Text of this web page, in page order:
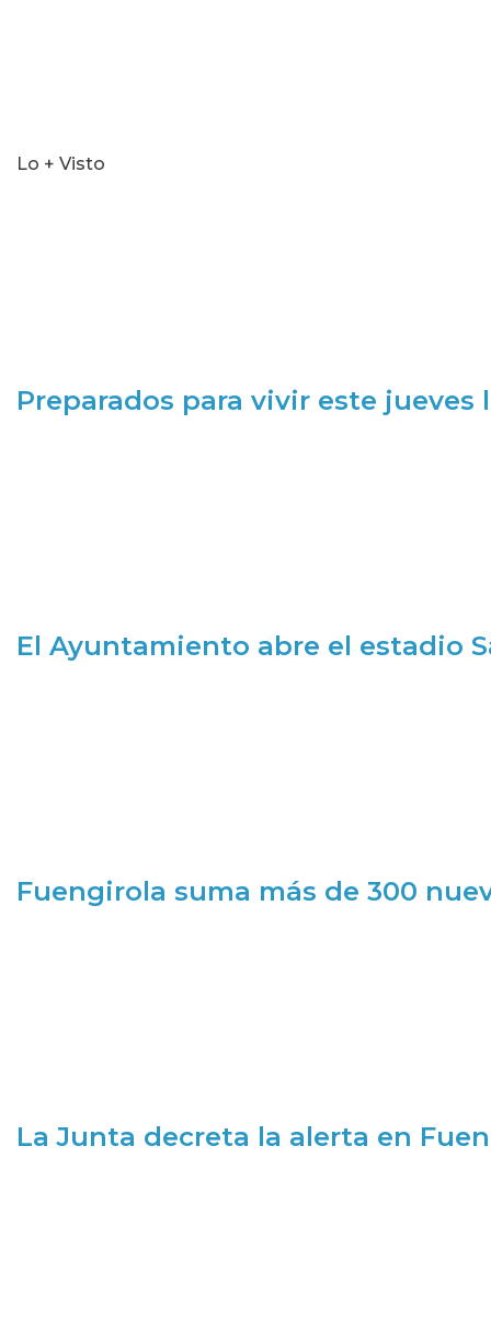
Lo + Visto
Preparados para vivir este jueves
El Ayuntamiento abre el estadio
Fuengirola suma más de 300
La Junta decreta la alerta en